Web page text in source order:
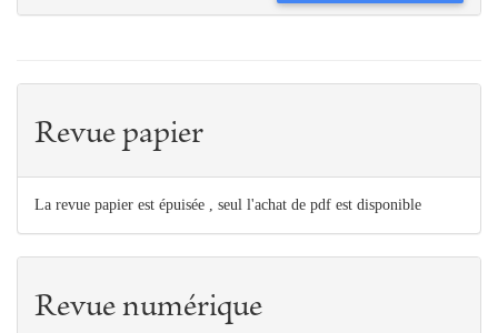
Revue papier
La revue papier est épuisée , seul l'achat de pdf est disponible
Revue numérique